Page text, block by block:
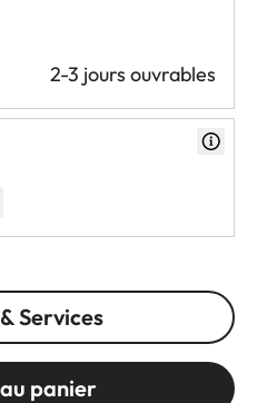
2-3 jours ouvrables
Services
panier